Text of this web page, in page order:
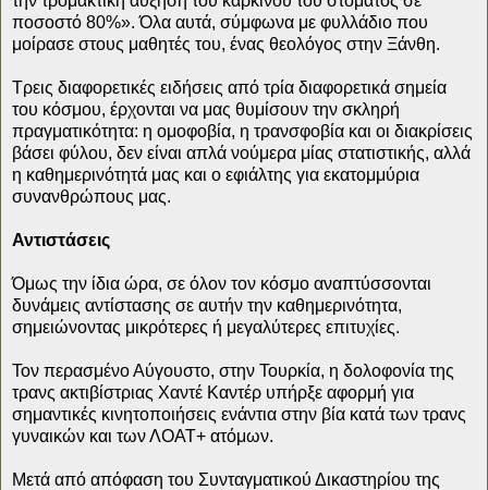
ποσοστό 80%». Όλα αυτά, σύμφωνα με φυλλάδιο που
μοίρασε στους μαθητές του, ένας θεολόγος στην Ξάνθη.
Τρεις διαφορετικές ειδήσεις από τρία διαφορετικά σημεία
του κόσμου, έρχονται να μας θυμίσουν την σκληρή
πραγματικότητα: η ομοφοβία, η τρανσφοβία και οι διακρίσεις
βάσει φύλου, δεν είναι απλά νούμερα μίας στατιστικής, αλλά
η καθημερινότητά μας και ο εφιάλτης για εκατομμύρια
συνανθρώπους μας.
Αντιστάσεις
Όμως την ίδια ώρα, σε όλον τον κόσμο αναπτύσσονται
δυνάμεις αντίστασης σε αυτήν την καθημερινότητα,
σημειώνοντας μικρότερες ή μεγαλύτερες επιτυχίες.
Τον περασμένο Αύγουστο, στην Τουρκία, η δολοφονία της
τρανς ακτιβίστριας Χαντέ Καντέρ υπήρξε αφορμή για
σημαντικές κινητοποιήσεις ενάντια στην βία κατά των τρανς
γυναικών και των ΛΟΑΤ+ ατόμων.
Μετά από απόφαση του Συνταγματικού Δικαστηρίου της